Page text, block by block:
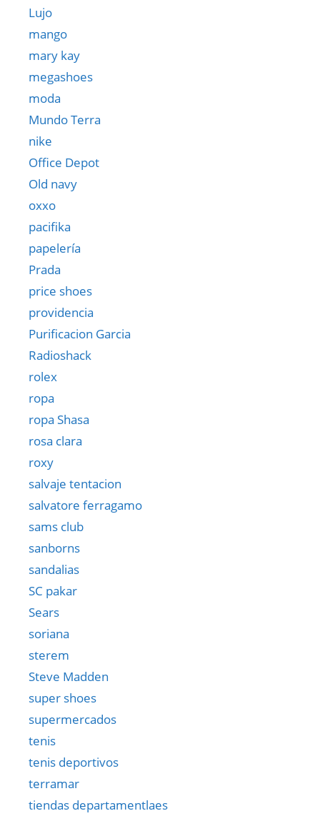
Lujo
mango
mary kay
megashoes
moda
Mundo Terra
nike
Office Depot
Old navy
oxxo
pacifika
papelería
Prada
price shoes
providencia
Purificacion Garcia
Radioshack
rolex
ropa
ropa Shasa
rosa clara
roxy
salvaje tentacion
salvatore ferragamo
sams club
sanborns
sandalias
SC pakar
Sears
soriana
sterem
Steve Madden
super shoes
supermercados
tenis
tenis deportivos
terramar
tiendas departamentlaes